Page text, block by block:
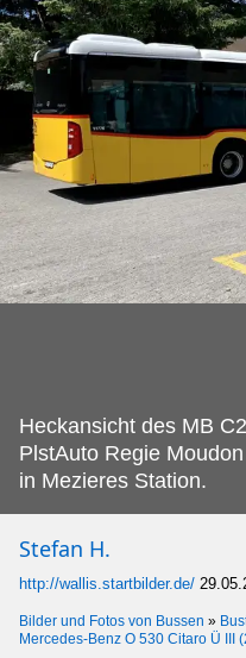
Heckansicht des MB
PlstAuto Regie
in Mezieres Station.
Stefan H.
http://wallis.startbilder.de/
Bilder und Fotos von Bussen »
Mercedes-Benz O 530 Citaro Ü III